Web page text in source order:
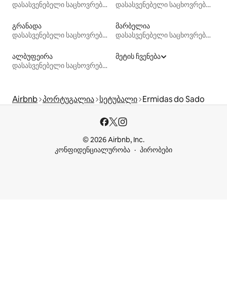
დასასვენებელი საცხოვრებლები
დასასვენებელი საცხოვრებლები
გრანადა
დასასვენებელი საცხოვრებლები
მარბელია
დასასვენებელი საცხოვრებლები
ალბუფეირა
დასასვენებელი საცხოვრებლები
მეტის ჩვენება
Airbnb პორტუგალია სეტუბალი Ermidas do Sado
© 2026 Airbnb, Inc.
კონფიდენციალურობა
პირობები